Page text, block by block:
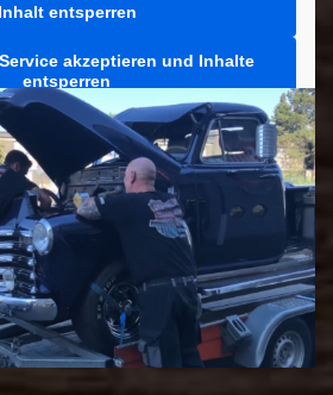
Inhalt entsperren
akzeptieren und Inhalte
entsperren